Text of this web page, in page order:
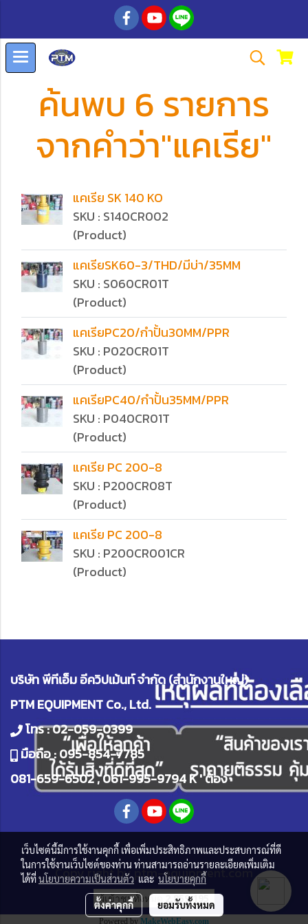
ค้นพบ 6 รายการ
จากคำว่า"แคเรีย"
แคเรีย SK 140 KO
SKU : S140CR002
(Product)
แคเรียSK60-3/THD/มีบ่า/35MM
SKU : S060CR01T
(Product)
แคเรียPC20/กำปั้น30MM/PPR
SKU : P020CR01T
(Product)
แคเรียPC40/กำปั้น35MM/PPR
SKU : P040CR01T
(Product)
แคเรีย PC 200-8
SKU : P200CR08T
(Product)
แคเรีย PC 200-8
SKU : P200CR001CR
(Product)
บริษัท พีทีเอ็ม อีควิปเม้นท์ จำกัด (สำนักงานใหญ่)
PTM EQUIPMENT Co., Ltd.
โทร :02-059-0399
มือถือ :095-854-7785
081-659-6502,061-995-9794K ' ต้อง
Copy right byptm-equipment.com
ผู้เข้าชมทั้งหมด2,859,195
Powered by MakeWebEasy.com
เว็บไซต์นี้มีการใช้งานคุกกี้ เพื่อเพิ่มประสิทธิภาพและประสบการณ์ที่ดี
ในการใช้งานเว็บไซต์ของท่าน ท่านสามารถอ่านรายละเอียดเพิ่มเติม
ได้ที่นโยบายความเป็นส่วนตัว และ นโยบายคุกกี้
ตั้งค่าคุกกี้ ยอมรับทั้งหมด